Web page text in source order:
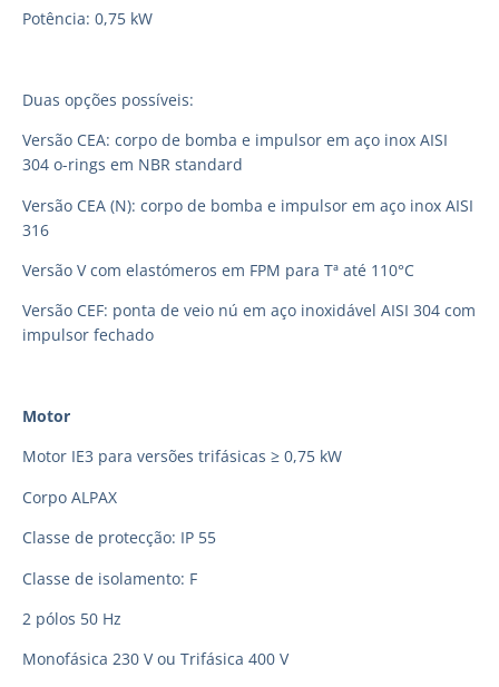
Potência: 0,75 kW
Duas opções possíveis:
Versão CEA: corpo de bomba e impulsor em aço inox AISI
304 o-rings em NBR standard
Versão CEA (N): corpo de bomba e impulsor em aço inox AISI
316
Versão V com elastómeros em FPM para Tª até 110°C
Versão CEF: ponta de veio nú em aço inoxidável AISI 304 com
impulsor fechado
Motor
Motor IE3 para versões trifásicas ≥ 0,75 kW
Corpo ALPAX
Classe de protecção: IP 55
Classe de isolamento: F
2 pólos 50 Hz
Monofásica 230 V ou Trifásica 400 V